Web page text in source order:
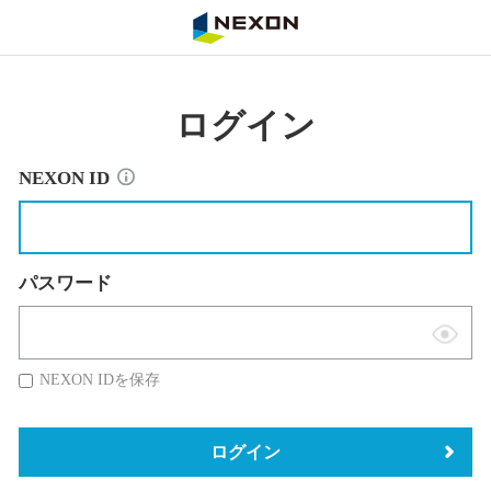
ログイン
NEXON ID
パスワード
表
替
NEXON IDを保存
ログイン